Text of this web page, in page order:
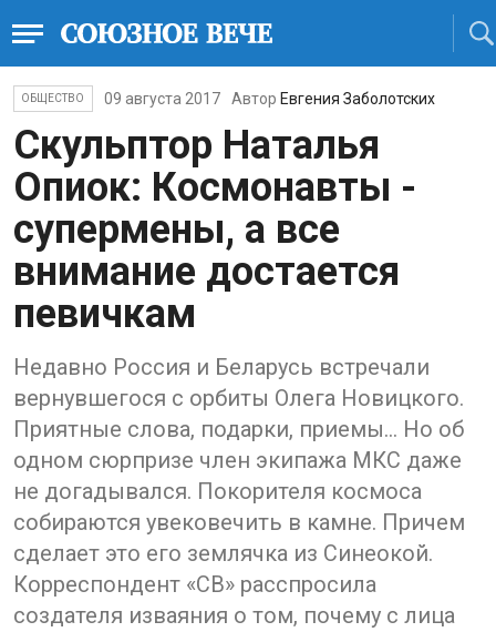
ОБЩЕСТВО 09 августа 2017 Автор Евгения Заболотских
Скульптор Наталья
Опиок: Космонавты -
супермены, а все
внимание достается
певичкам
Недавно Россия и Беларусь встречали
вернувшегося с орбиты Олега Новицкого.
Приятные слова, подарки, приемы... Но об
одном сюрпризе член экипажа МКС даже
не догадывался. Покорителя космоса
собираются увековечить в камне. Причем
сделает это его землячка из Синеокой.
Корреспондент «СВ» расспросила
создателя изваяния о том, почему с лица